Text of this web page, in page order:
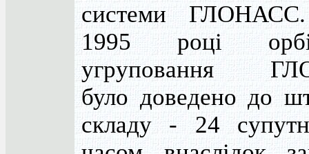
системи
1995 році
угруповання
було доведено до
складу - 24